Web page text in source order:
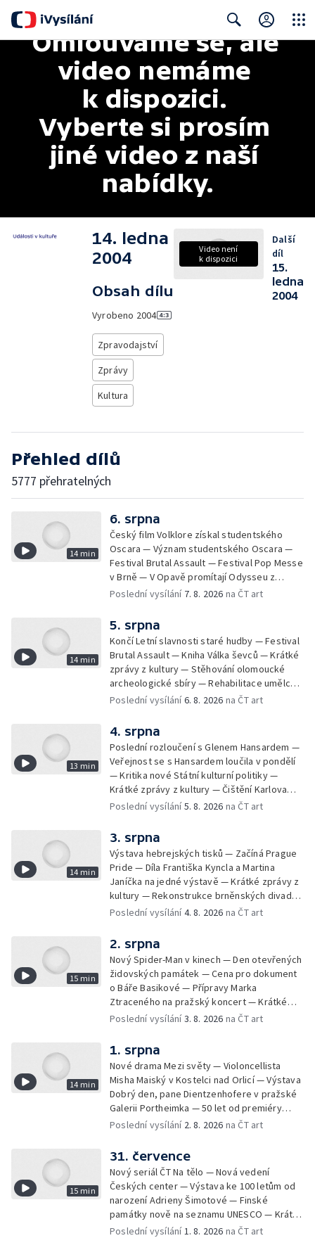
Search
Omlouváme se, ale
video nemáme
k dispozici.
Vyberte si prosím
jiné video z naší
nabídky.
14. ledna
2004
Obsah dílu
Vyrobeno 2004
Zpravodajství
Zprávy
Kultura
Video není
k dispozici
Další
díl
15.
ledna
2004
Přehled dílů
5777 přehratelných
14 min
6. srpna
Český film Volklore získal studentského
Oscara — Význam studentského Oscara —
Festival Brutal Assault — Festival Pop Messe
v Brně — V Opavě promítají Odysseu z
filmového pásu
Poslední vysílání 7. 8. 2026 na ČT art
14 min
5. srpna
Končí Letní slavnosti staré hudby — Festival
Brutal Assault — Kniha Válka ševců — Krátké
zprávy z kultury — Stěhování olomoucké
archeologické sbíry — Rehabilitace umělce
Milana Knížáka — Trailer na film Osamělý vlk
Poslední vysílání6. 8. 2026 na ČT art
13 min
4. srpna
Poslední rozloučení s Glenem Hansardem —
Veřejnost se s Hansardem loučila v pondělí
— Kritika nové Státní kulturní politiky —
Krátké zprávy z kultury — Čištění Karlova
mostu — Archeologický výzkum na
neslyšící
Poslední vysílání5. 8. 2026 na ČT art
14 min
3. srpna
Výstava hebrejských tisků — Začíná Prague
Pride — Díla Františka Kyncla a Martina
Janíčka na jedné výstavě — Krátké zprávy z
kultury — Rekonstrukce brněnských divadel
— Budoucnost Knihovny Václava Havla —
Kulturní tipy
Poslední vysílání4. 8. 2026 na ČT art
15 min
2. srpna
Nový Spider-Man v kinech — Den otevřených
židovských památek — Cena pro dokument
o Báře Basikové — Přípravy Marka
Ztraceného na pražský koncert — Krátké
zprávy z kultury — Nález historických
Poslední vysílání3. 8. 2026 na ČT art
14 min
1. srpna
Nové drama Mezi světy — Violoncellista
Misha Maiský v Kostelci nad Orlicí — Výstava
Dobrý den, pane Dientzenhofere v pražské
Galerii Portheimka — 50 let od premiéry
filmu Na samotě u lesa — Krátké zprávy z
Mercury
Poslední vysílání 2. 8. 2026 na ČT art
15 min
31. července
Nový seriál ČT Na tělo — Nová vedení
Českých center — Výstava ke 100 letům od
narození Adrieny Šimotové — Finské
památky nově na seznamu UNESCO — Krátké
zprávy z kultury — Začíná Jiráskův Hronov —
Poslední vysílání1. 8. 2026 na ČT art